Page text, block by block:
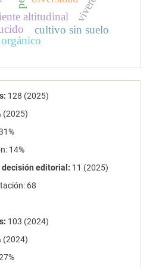
altitudinal
cultivo sin suelo
orgánico
vivero
128 (2025)
(2025)
14%
decisión editorial: 11 (2025)
68
103 (2024)
(2024)